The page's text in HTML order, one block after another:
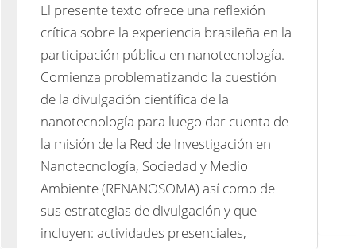
El presente texto ofrece una reflexión
crítica sobre la experiencia brasileña en la
participación pública en nanotecnología.
Comienza problematizando la cuestión
de la divulgación científica de la
nanotecnología para luego dar cuenta de
la misión de la Red de Investigación en
Nanotecnología, Sociedad y Medio
Ambiente (RENANOSOMA) así como de
sus estrategias de divulgación y que
incluyen: actividades presenciales,